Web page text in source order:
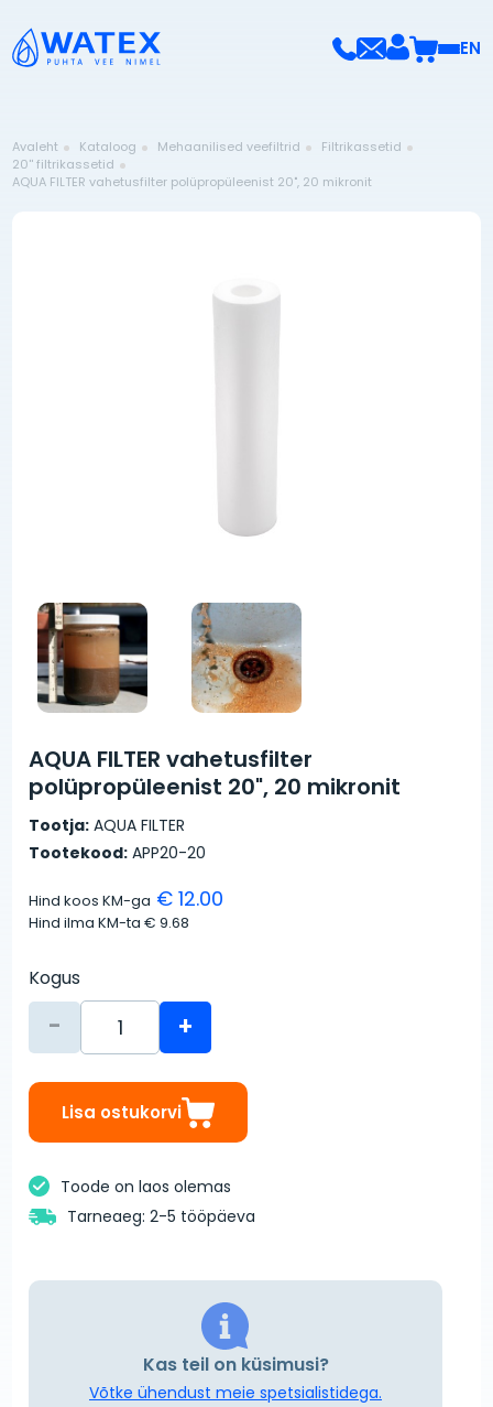
EN
Avaleht Kataloog Mehaanilised veefiltrid
Filtrikassetid
20'' filtrikassetid
AQUA FILTER vahetusfilter polüpropüleenist 20", 20 mikronit
AQUA FILTER vahetusfilter
polüpropüleenist 20", 20 mikronit
Tootja: AQUA FILTER
Tootekood: APP20-20
Hind koos KM-ga € 12.00
Hind ilma KM-ta€ 9.68
Kogus
- +
Lisa ostukorvi
Toode on laos olemas
Tarneaeg: 2-5 tööpäeva
Kas teil on küsimusi?
Võtke ühendust meie spetsialistidega.